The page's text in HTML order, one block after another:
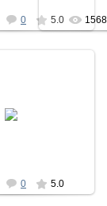
0 5.0 1568
0 5.0